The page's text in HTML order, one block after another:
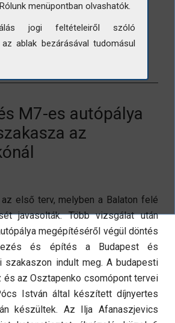
LETÖLTÉS
M7-es autópálya
az
első terv, melyben a Balaton felé
javasolták. Több vizsgálat után
megépítéséről végül döntés
és építés a Budapest és
szakaszon indult meg. A budapesti
az Osztapenko csomópont tervei
István által készített díjnyertes
készültek. Az Ilja Afanaszjevics
menüpontban olvashatók.
jogi feltételeiről szóló
ablak bezárásával tudomásul